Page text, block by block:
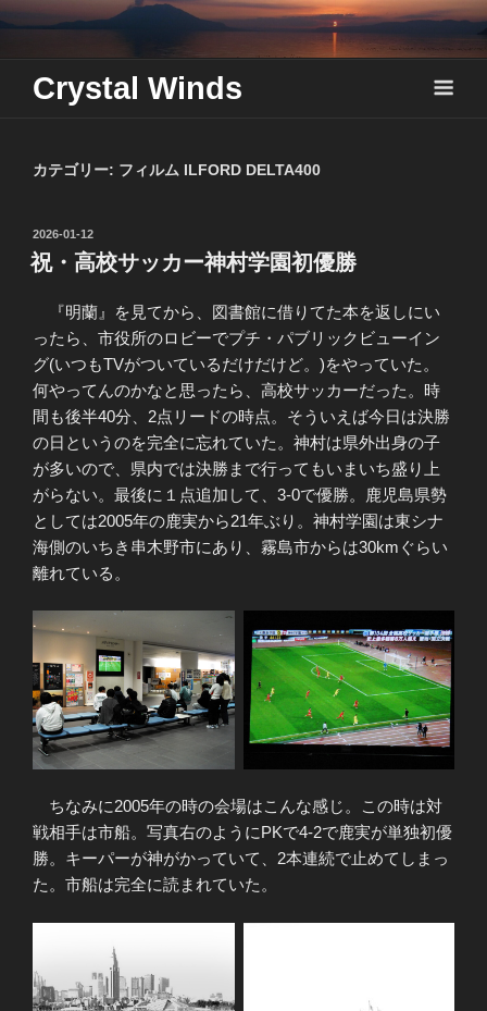
Skip
content
Crystal Winds
カテゴリー: フィルム ILFORD DELTA400
投
稿
日:
2026-01-12
祝・高校サッカー神村学園初優勝
『明蘭』を見てから、図書館に借りてた本を返しにい
ったら、市役所のロビーでプチ・パブリックビューイン
グ(いつもTVがついているだけだけど。)をやっていた。
何やってんのかなと思ったら、高校サッカーだった。時
間も後半40分、2点リードの時点。そういえば今日は決勝
の日というのを完全に忘れていた。神村は県外出身の子
が多いので、県内では決勝まで行ってもいまいち盛り上
がらない。最後に１点追加して、3-0で優勝。鹿児島県勢
としては2005年の鹿実から21年ぶり。神村学園は東シナ
海側のいちき串木野市にあり、霧島市からは30kmぐらい
離れている。
ちなみに2005年の時の会場はこんな感じ。この時は対
戦相手は市船。写真右のようにPKで4-2で鹿実が単独初優
勝。キーパーが神がかっていて、2本連続で止めてしまっ
た。市船は完全に読まれていた。